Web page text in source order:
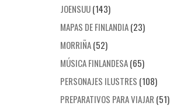
JOENSUU(143)
MAPAS DE FINLANDIA(23)
MORRIÑA(52)
MÚSICA FINLANDESA(65)
PERSONAJES ILUSTRES (108)
PREPARATIVOS PARA VIAJAR (51)